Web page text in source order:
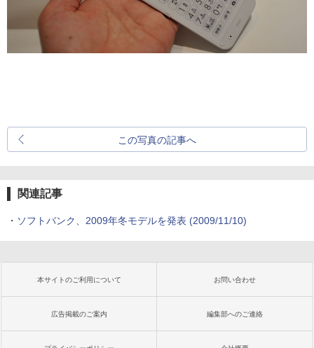
この写真の記事へ
関連記事
・ ソフトバンク、2009年冬モデルを発表 (2009/11/10)
本サイトのご利用について お問い合わせ
広告掲載のご案内 編集部へのご連絡